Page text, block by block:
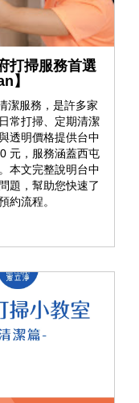
打掃服務首選
】
潔服務，是許多家
常打掃、定期清潔
透明價格提供台中
元，服務涵蓋西屯
本文完整說明台中
題，幫助您快速了
約流程。